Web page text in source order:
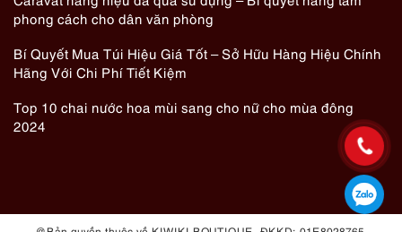
phong cách cho dân văn phòng
Bí Quyết Mua Túi Hiệu Giá Tốt – Sở Hữu Hàng Hiệu Chính
Hãng Với Chi Phí Tiết Kiệm
Top 10 chai nước hoa mùi sang cho nữ cho mùa đông
2024